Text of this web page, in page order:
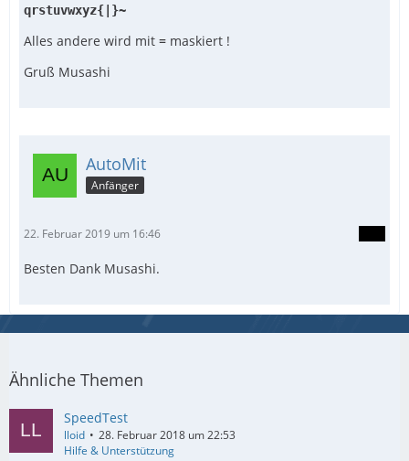
qrstuvwxyz{|}~
Alles andere wird mit = maskiert !
Gruß Musashi
AutoMit
Anfänger
22. Februar 2019 um 16:46
Besten Dank Musashi.
Ähnliche Themen
SpeedTest
lloid
28. Februar 2018 um 22:53
Hilfe & Unterstützung